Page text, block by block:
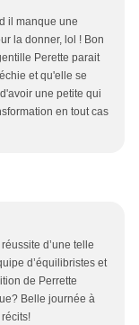
il manque une
la donner, lol ! Bon
Perette parait
et qu'elle se
une petite qui
en tout cas
d’une telle
d’équilibristes et
de Perrette
Belle journée à